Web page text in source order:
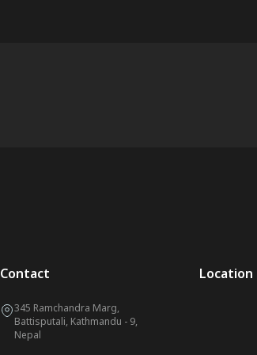
Contact
345 Ramchandra Marg,
Battisputali, Kathmandu - 9,
Nepal
Location